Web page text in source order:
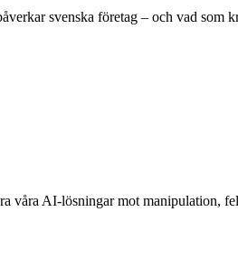
svenska företag – och vad som
våra AI-lösningar mot manipulation,